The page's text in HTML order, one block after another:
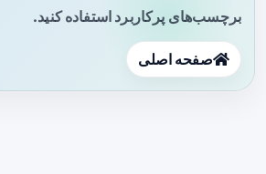
برچسب‌های پرکاربرد استفاده کنید.
صفحه اصلی